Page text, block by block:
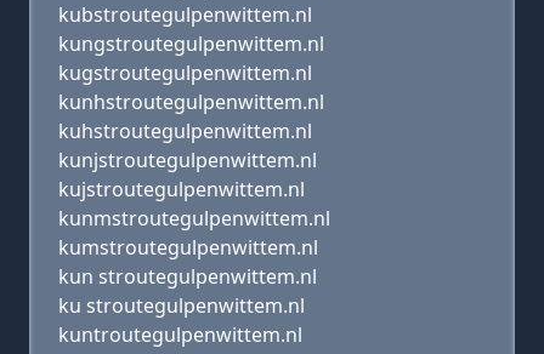
kubstroutegulpenwittem.nl
kungstroutegulpenwittem.nl
kugstroutegulpenwittem.nl
kunhstroutegulpenwittem.nl
kuhstroutegulpenwittem.nl
kunjstroutegulpenwittem.nl
kujstroutegulpenwittem.nl
kunmstroutegulpenwittem.nl
kumstroutegulpenwittem.nl
kun stroutegulpenwittem.nl
ku stroutegulpenwittem.nl
kuntroutegulpenwittem.nl